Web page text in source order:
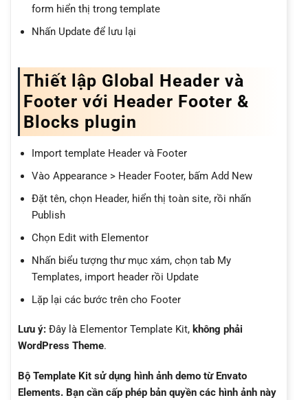
form hiển thị trong template
Nhấn Update để lưu lại
Thiết lập Global Header và
Footer với Header Footer &
Blocks plugin
Import template Header và Footer
Vào Appearance > Header Footer, bấm Add New
Đặt tên, chọn Header, hiển thị toàn site, rồi nhấn
Publish
Chọn Edit with Elementor
Nhấn biểu tượng thư mục xám, chọn tab My
Templates, import header rồi Update
Lặp lại các bước trên cho Footer
Lưu ý: Đây là Elementor Template Kit, không phải
WordPress Theme.
Bộ Template Kit sử dụng hình ảnh demo từ Envato
Elements. Bạn cần cấp phép bản quyền các hình ảnh này